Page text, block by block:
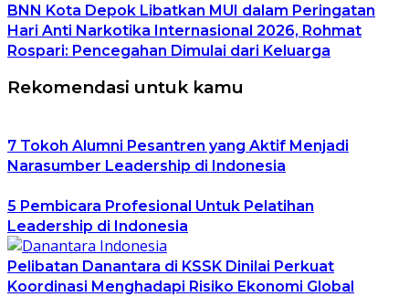
BNN Kota Depok Libatkan MUI dalam Peringatan
Hari Anti Narkotika Internasional 2026, Rohmat
Rospari: Pencegahan Dimulai dari Keluarga
Rekomendasi untuk kamu
7 Tokoh Alumni Pesantren yang Aktif Menjadi
Narasumber Leadership di Indonesia
5 Pembicara Profesional Untuk Pelatihan
Leadership di Indonesia
Pelibatan Danantara di KSSK Dinilai Perkuat
Koordinasi Menghadapi Risiko Ekonomi Global